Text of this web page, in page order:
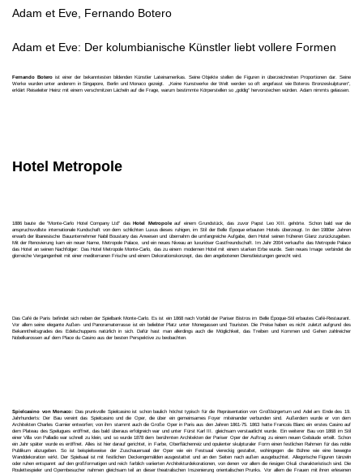
Adam et Eve, Fernando Botero
Adam et Eve: Der kolumbianische Künstler liebt vollere Formen
Fernando Boteroist einer der bekanntesten bildenden Künstler Lateinamerikas. Seine Objekte stellen die Figuren in überzeichneten Proportionen dar. Seine
Werke wurden unter anderem in Singapore, Berlin und Monaco gezeigt. „Keine Kunstwerke der Welt werden so oft angefasst wie Boteros Bronzeskulpturen“,
erklärt Reiseleiter Heinz mit einem verschmitzen Lächeln auf die Frage, warum bestimmte Körperstellen so „goldig“ hervorstechen würden. Adam nimmts gelassen.
Hotel Metropole
1886 baute die "Monte-Carlo Hotel Company Ltd" das Hotel Metropoleauf einem Grundstück, das zuvor Papst Leo XIII. gehörte. Schon bald war die
anspruchsvollste internationale Kundschaft von dem schlichten Luxus dieses ruhigen, im Stil der Belle Époque erbauten Hotels überzeugt. In den 1980er Jahren
erwarb der libanesische Bauunternehmer Nabil Boustany das Anwesen und übernahm die umfangreiche Aufgabe, dem Hotel seinen früheren Glanz zurückzugeben.
Mit der Renovierung kam ein neuer Name, Metropole Palace, und ein neues Niveau an luxuriöser Gastfreundschaft. Im Jahr 2004 verkaufte das Metropole Palace
das Hotel an seinen Nachfolger: Das Hotel Metropole Monte-Carlo, das zu einem modernen Hotel mit einem starken Erbe wurde. Sein neues Image verbindet die
glorreiche Vergangenheit mit einer mediterranen Frische und einem Dekorationskonzept, das den angebotenen Dienstleistungen gerecht wird.
Das Café de Paris befindet sich neben der Spielbank Monte-Carlo. Es ist ein 1868 nach Vorbild der Pariser Bistros im Belle Époque-Stil erbautes Café-Restaurant.
Vor allem seine elegante Außen- und Panoramaterrasse ist ein beliebter Platz unter Monegassen und Touristen. Die Preise haben es nicht zuletzt aufgrund des
Bekanntheitsgrades des Edelschuppens natürlich in sich. Dafür hast man allerdings auch die Möglichkeit, das Treiben und Kommen und Gehen zahlreicher
Nobelkarossen auf dem Place du Casino aus der besten Perspektive zu beobachten.
Spielcasino von Monaco:
Das prunkvolle Spielcasino ist schon baulich höchst typisch für die Repräsentation von Großbürgertum und Adel am Ende des 19.
Jahrhunderts: Der Bau vereint das Spielcasino und die Oper, die über ein gemeinsames Foyer miteinander verbunden sind. Außerdem wurde er von dem
Architekten Charles Garnier entworfen; von ihm stammt auch die Große Oper in Paris aus den Jahren 1861-75. 1863 hatte Francois Blanc ein erstes Casino auf
dem Plateau des Spelugues eröffnet, das bald überaus erfolgreich war und unter Fürst Karl III. gleichsam verstaatlicht wurde. Ein weiterer Bau von 1868 im Stil
einer Villa von Palladio war schnell zu klein, und so wurde 1878 dem berühmten Architekten der Pariser Oper der Auftrag zu einem neuen Gebäude erteilt. Schon
ein Jahr später wurde es eröffnet. Alles ist hier darauf gerichtet, in Farbe, Oberflächenreiz und opulenter skulpturaler Form einen festlichen Rahmen für das noble
Publikum abzugeben. So ist beispielsweise der Zuschauersaal der Oper wie ein Festsaal viereckig gestaltet, wohingegen die Bühne wie eine bewegte
Wanddekoration wirkt. Der Spielsaal ist mit festlichen Deckengemälden ausgestattet und an den Seiten nach außen ausgebuchtet. Allegorische Figuren tänzeln
oder ruhen entspannt auf den großformatigen und reich farblich variierten Architekturdekorationen, von denen vor allem die riesigen Okuli charakteristisch sind. Die
Roulettespieler und Opernbesucher nahmen gleichsam teil an dieser theatralischen Inszenierung orientalischen Prunks. Vor allem die Frauen mit ihren erlesenen